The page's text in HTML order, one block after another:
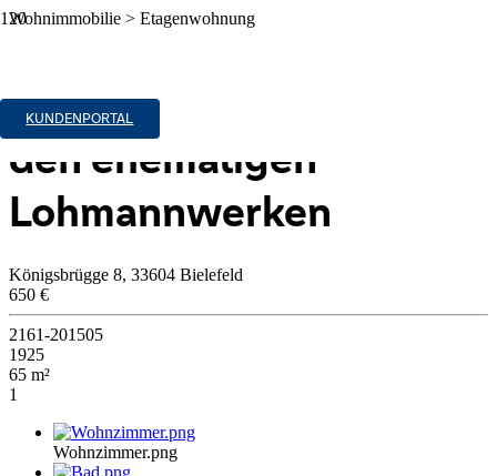
KUNDENPORTAL
Wohnimmobilie > Etagenwohnung
Modernes Wohnen in
den ehemaligen
Lohmannwerken
Königsbrügge 8, 33604 Bielefeld
650 €
2161-201505
1925
65 m²
1
Wohnzimmer.png